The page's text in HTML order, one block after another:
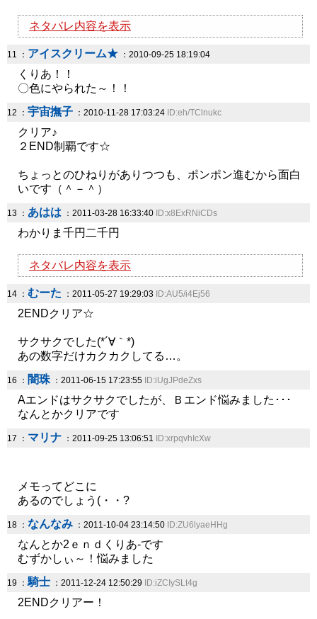
ネタバレ内容を表示
11 ： アイスクリーム★ ：2010-09-25 18:19:04
くりあ！！
〇色にやられた～！！
12 ： 宇宙撫子 ：2010-11-28 17:03:24 ID:eh/TClnukc
クリア♪
２END制覇です☆
ちょっとのひねりがありつつも、ポンポン進むから面白
いです（＾－＾）
13 ： あはは ：2011-03-28 16:33:40 ID:x8ExRNiCDs
わかりま千円二千円
ネタバレ内容を表示
14 ： むーた ：2011-05-27 19:29:03 ID:AU5/i4Ej56
2ENDクリア☆
サクサクでした(*´∀｀*)
あの数字だけカクカクしてる…。
16 ： 闇珠：2011-06-15 17:23:55 ID:iUgJPdeZxs
Aエンドはサクサクでしたが、Ｂエンド悩みました･･･
なんとかクリアです
17 ： マリナ ：2011-09-25 13:06:51 ID:xrpqvhIcXw
メモってどこに
あるのでしょう(・・?
18 ： なんなみ ：2011-10-04 23:14:50 ID:ZU6lyaeHHg
なんとか2ｅｎｄくりあ-です
むずかしぃ～！悩みました
19 ：騎士 ：2011-12-24 12:50:29 ID:iZCIySLt4g
2ENDクリアー！